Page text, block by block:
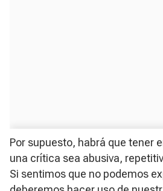
Por supuesto, habrá que tener
una crítica sea abusiva,
Si sentimos que no podemos